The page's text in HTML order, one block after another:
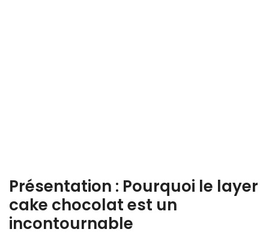
Présentation : Pourquoi le layer
cake chocolat est un
incontournable